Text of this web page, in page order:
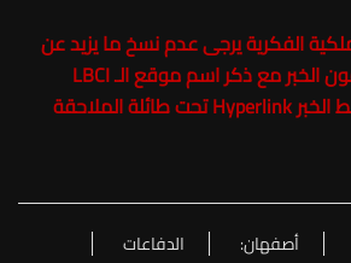
الفكرية يرجى عدم نسخ ما يزيد عن
20 في المئة من مضمون الخبر مع ذكر اسم موقع الـ LBCI
الالكتروني وارفاقه برابط الخبر Hyperlink تحت طائلة الملاحقة
أصفهان:
الدفاعات